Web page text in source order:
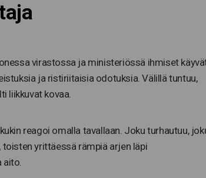
virastossa ja ministeriössä ihmiset
ja ristiriitaisia odotuksia. Välillä tuntuu,
liikkuvat kovaa.
reagoi omalla tavallaan. Joku turhautuu,
toisten yrittäessä rämpiä arjen läpi
aito.